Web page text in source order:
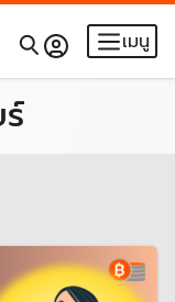
เมนู